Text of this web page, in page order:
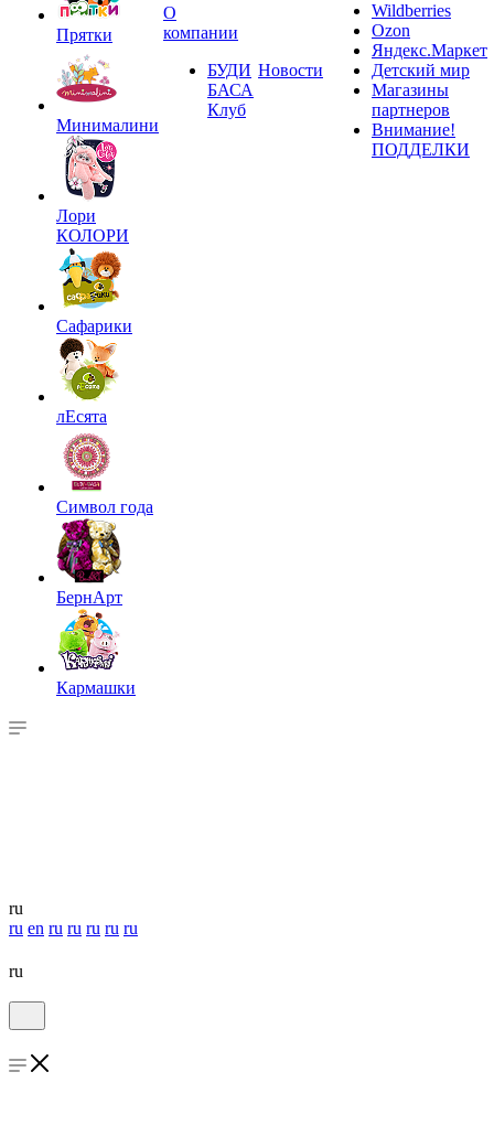
Прятки
Минималини
Лори
КОЛОРИ
Сафарики
лЕсята
Символ года
БернАрт
Кармашки
О
компании
БУДИ
БАСА
Клуб
Новости
Wildberries
Ozon
Яндекс.Маркет
Детский мир
Магазины
партнеров
Внимание!
ПОДДЕЛКИ
ru
ru en ru ru ru ru ru
ru